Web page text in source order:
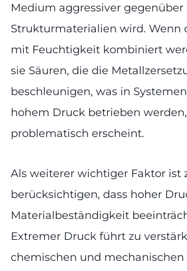
Medium aggressiver gegenüber
Strukturmaterialien wird. Wenn
mit Feuchtigkeit kombiniert
sie Säuren, die die
beschleunigen, was in
hohem Druck betrieben
problematisch erscheint.
Als weiterer wichtiger Faktor ist
berücksichtigen, dass hoher
Materialbeständigkeit
Extremer Druck führt zu
chemischen und mechanischen